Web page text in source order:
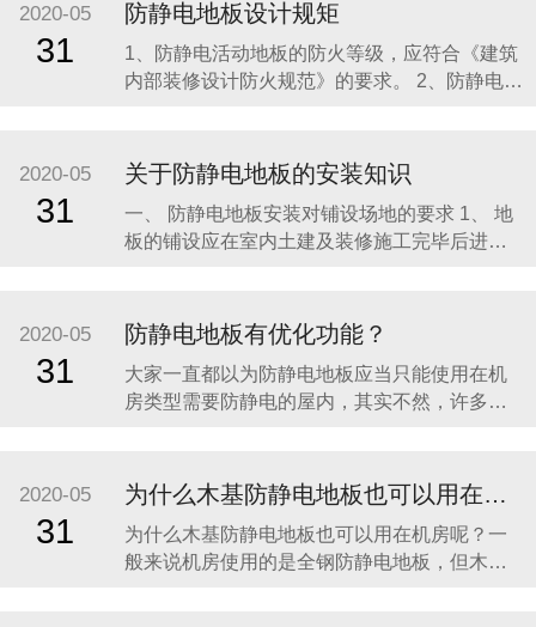
2020-05
31
防静电地板设计规矩
1、防静电活动地板的防火等级，应符合《建筑
内部装修设计防火规范》的要求。 2、防静电活
空调风库用：基本尺寸为400mm。地板的可卸
板能互换，并有较高的制作精度，以保证地板
空间作为空调风库使用时
2020-05
31
关于防静电地板的安装知识
一、 防静电地板安装对铺设场地的要求 1、 地
板的铺设应在室内土建及装修施工完毕后进
电路、水路、空气等管道及空调系统应在安装
地板前施工完毕； 4、 大型重设备基座固定应
完工，设备安装在
2020-05
31
防静电地板有优化功能？
大家一直都以为防静电地板应当只能使用在机
房类型需要防静电的屋内，其实不然，许多医
被市场知晓，但与国外医院比较，国内医院中
防静地板所占的份额并不高。恰逢近年国内医
院改扩建热潮，医院只要深化了解防静电地板
的功能才华
2020-05
31
为什么木基防静电地板也可以用在机房呢？
为什么木基防静电地板也可以用在机房呢？一
般来说机房使用的是全钢防静电地板，但木基